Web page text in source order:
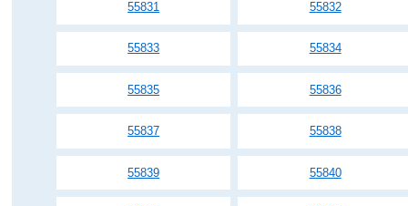
55831 55832
55833 55834
55835 55836
55837 55838
55839 55840